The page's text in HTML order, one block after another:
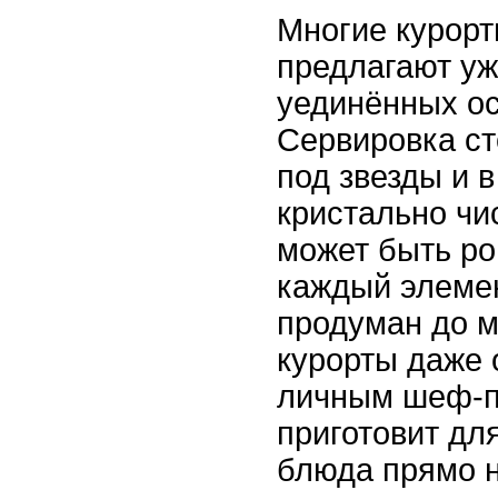
Многие
предлагают
уединённых
Сервировка
под звезды и
кристально
может быть
каждый
продуман до
курорты даже
личным шеф-
приготовит
блюда прямо